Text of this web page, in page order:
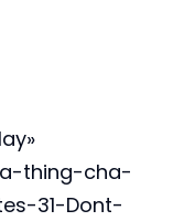
thing-cha-
31-Dont-